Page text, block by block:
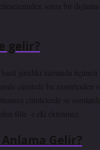
sonra bir dışlama
gelir?
şimdiki zamanda üçüncü
cümlede bu zamirlerden
cümlelerde ve sorularda
fiile -s eki eklenmez.
Gelir?